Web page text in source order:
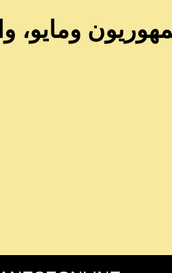
ومايو،